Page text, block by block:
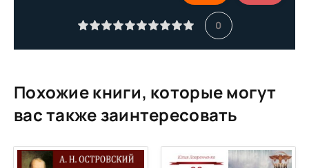
17
0
Похожие книги, которые могут
вас также заинтересовать